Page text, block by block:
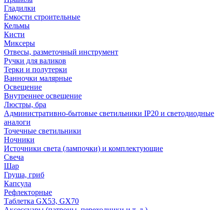
Гладилки
Ёмкости строительные
Кельмы
Кисти
Миксеры
Отвесы, разметочный инструмент
Ручки для валиков
Терки и полутерки
Ванночки малярные
Освещение
Внутреннее освещение
Люстры, бра
Административно-бытовые светильники IP20 и светодиодные
аналоги
Точечные светильники
Ночники
Источники света (лампочки) и комплектующие
Свеча
Шар
Груша, гриб
Капсула
Рефлекторные
Таблетка GX53, GX70